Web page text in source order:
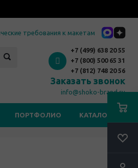
требования к макетам
+7 (499) 638 20 55
+7 (800) 500 65 31
+7 (812) 748 20 56
Заказать звонок
info@shoko-brand.ru
ПОРТФОЛИО КАТАЛОГИ